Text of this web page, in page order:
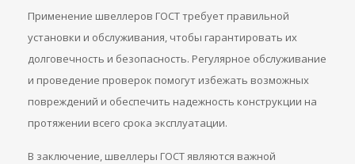
Применение швеллеров ГОСТ требует правильной
установки и обслуживания, чтобы гарантировать их
долговечность и безопасность. Регулярное обслуживание
и проведение проверок помогут избежать возможных
повреждений и обеспечить надежность конструкции на
протяжении всего срока эксплуатации.
В заключение, швеллеры ГОСТ являются важной